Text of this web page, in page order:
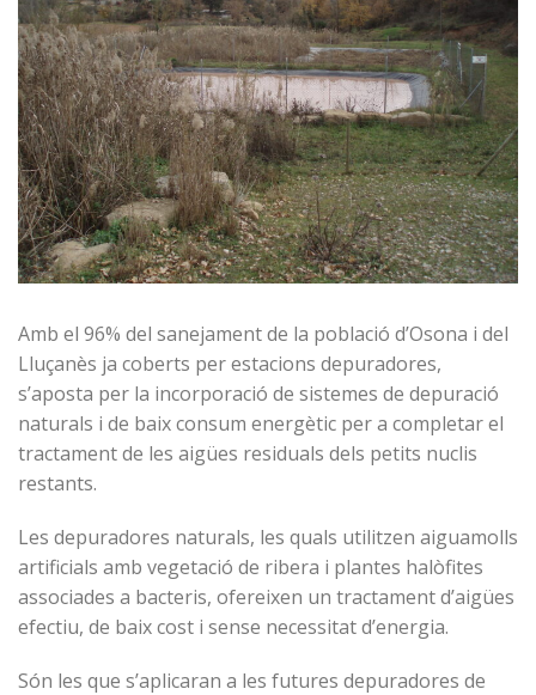
Amb el 96% del sanejament de la població d’Osona i del
Lluçanès ja coberts per estacions depuradores,
s’aposta per la incorporació de sistemes de depuració
naturals i de baix consum energètic per a completar el
tractament de les aigües residuals dels petits nuclis
restants.
Les depuradores naturals, les quals utilitzen aiguamolls
artificials amb vegetació de ribera i plantes halòfites
associades a bacteris, ofereixen un tractament d’aigües
efectiu, de baix cost i sense necessitat d’energia.
Són les que s’aplicaran a les futures depuradores de